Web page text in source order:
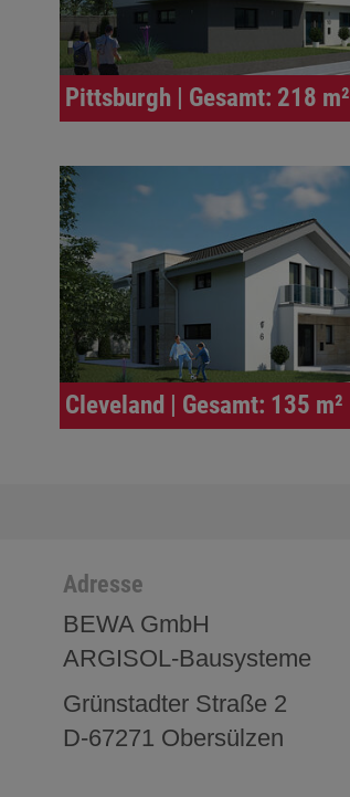
Pittsburgh | Gesamt: 218 m²
Cleveland | Gesamt: 135 m²
Adresse
BEWA GmbH
ARGISOL-Bausysteme
Grünstadter Straße 2
D-67271 Obersülzen